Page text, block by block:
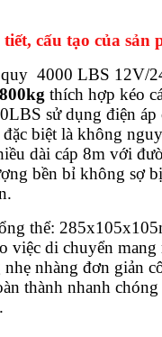
cấu tạo của sản
quy 4000 LBS 12V/
thích hợp kéo
sử dụng điện
biệt là không
dài cáp 8m với
bền bỉ không sợ
thể:
việc di chuyển mang
nhàng đơn giản
thành nhanh